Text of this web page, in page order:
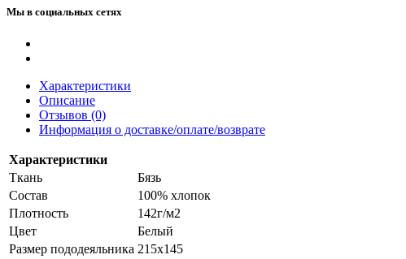
Мы в социальных сетях
Характеристики
Описание
Отзывов (0)
Информация о доставке/оплате/возврате
Характеристики
Ткань
Бязь
Состав
100% хлопок
Плотность
142г/м2
Цвет
Белый
Размер пододеяльника 215х145